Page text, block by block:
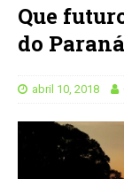
Que
do
abril 10, 2018